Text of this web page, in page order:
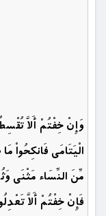
وَإِنْ خِفْتُمْ أَلاَّ
الْيَتَامَى فَانكِحُواْ
مِّنَ النِّسَاء مَثْنَى
فَإِنْ خِفْتُمْ أَلاَّ